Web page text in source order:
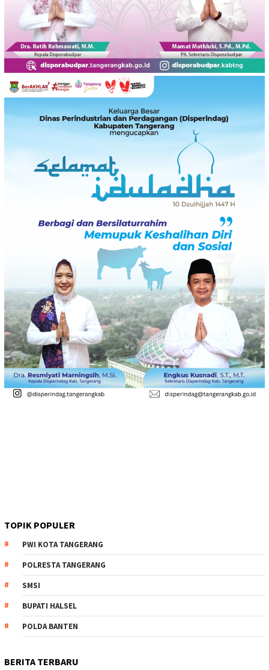
TOPIK POPULER
PWI KOTA TANGERANG
POLRESTA TANGERANG
SMSI
BUPATI HALSEL
POLDA BANTEN
BERITA TERBARU